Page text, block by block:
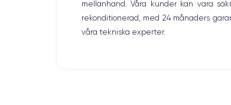
mellanhand. Våra kunder kan vara
rekonditionerad, med 24 månaders
våra tekniska experter.